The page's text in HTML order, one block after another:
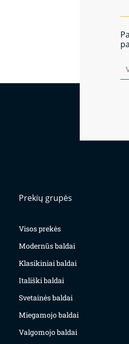
Prekių grupės
Visos prekės
Modernūs baldai
Klasikiniai baldai
Itališki baldai
Svetainės baldai
Miegamojo baldai
Valgomojo baldai